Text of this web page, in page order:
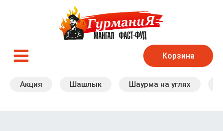
Корзина
Акция Шашлык Шаурма на углях